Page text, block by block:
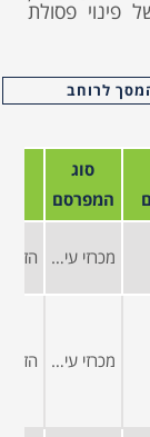
פינוי פסולת
לרוחב
סוג
המפרסם
מכרזי עיריות ומועצות
מכרזי עיריות ומועצות